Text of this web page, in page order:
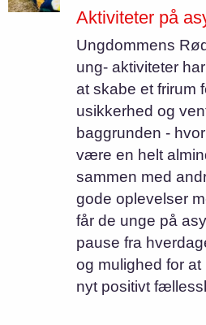
Aktiviteter på
Ungdommens
ung- aktiviteter
at skabe et frirum
usikkerhed og
baggrunden -
være en helt
sammen med
gode oplevelser
får de unge på
pause fra
og mulighed for
nyt positivt